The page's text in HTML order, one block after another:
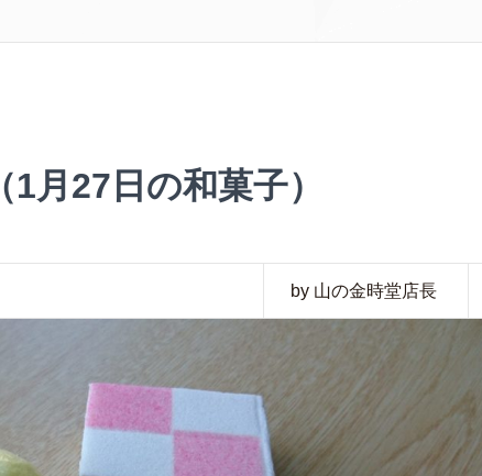
月27日の和菓子）
by 山の金時堂店長